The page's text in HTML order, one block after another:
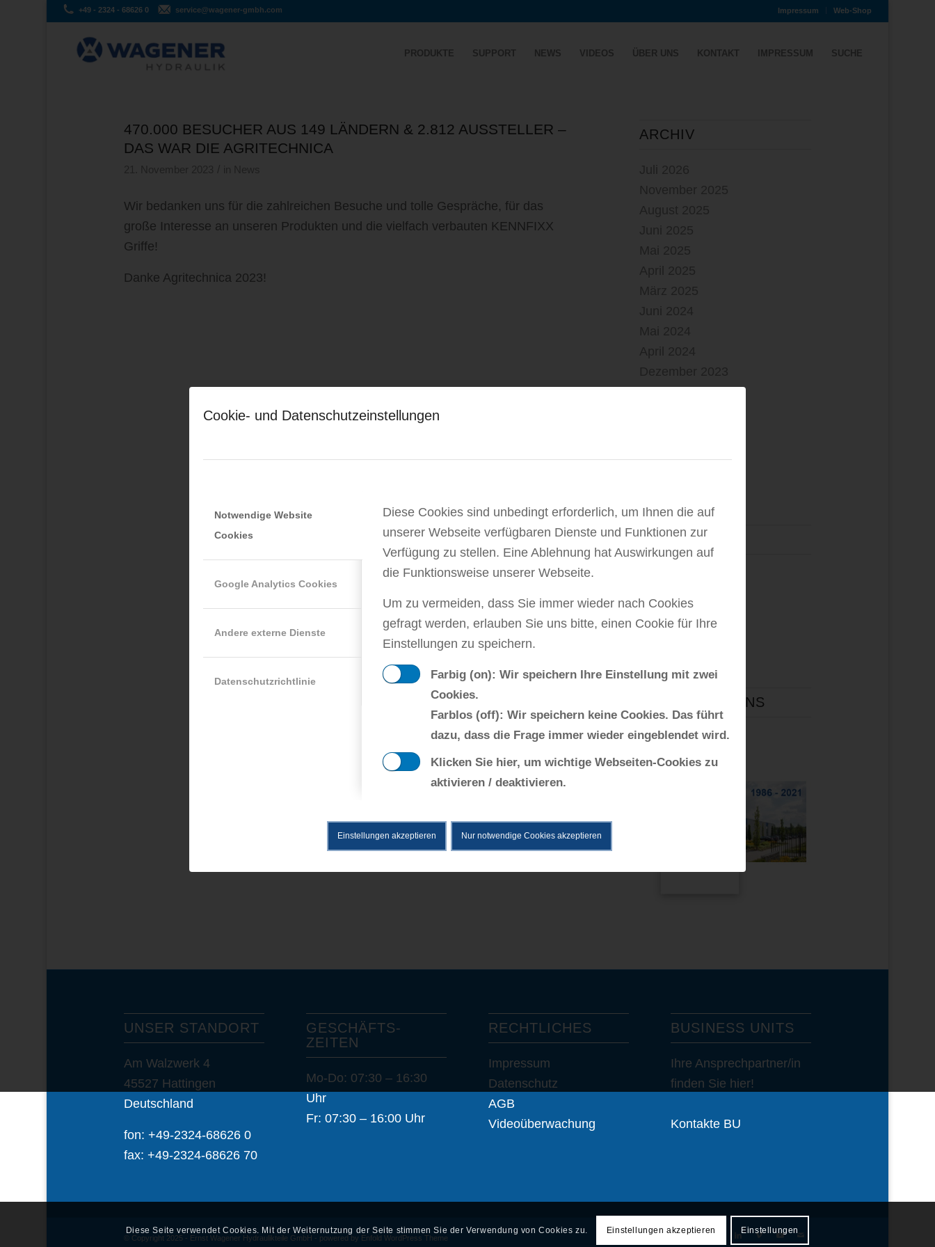
Cookie- und Datenschutzeinstellungen
Notwendige Website
Cookies
Google Analytics Cookies
Andere externe Dienste
Datenschutzrichtlinie
Diese Cookies sind unbedingt erforderlich, um Ihnen die auf
unserer Webseite verfügbaren Dienste und Funktionen zur
Verfügung zu stellen. Eine Ablehnung hat Auswirkungen auf
die Funktionsweise unserer Webseite.
Um zu vermeiden, dass Sie immer wieder nach Cookies
gefragt werden, erlauben Sie uns bitte, einen Cookie für Ihre
Einstellungen zu speichern.
Farbig (on): Wir speichern Ihre Einstellung mit zwei
Cookies.
Farblos (off): Wir speichern keine Cookies. Das führt
dazu, dass die Frage immer wieder eingeblendet wird.
Klicken Sie hier, um wichtige Webseiten-Cookies zu
aktivieren / deaktivieren.
Einstellungen akzeptieren Nur notwendige Cookies akzeptieren
Impressum Web-Shop
+49 - 2324 - 68626 0 service@wagener-gmbh.com
PRODUKTE SUPPORT NEWS VIDEOS ÜBER UNS KONTAKT IMPRESSUM SUCHE
470.000 BESUCHER AUS 149 LÄNDERN & 2.812 AUSSTELLER –
DAS WAR DIE AGRITECHNICA
Wir bedanken uns für die zahlreichen Besuche und tolle Gespräche, für das
große Interesse an unseren Produkten und die vielfach verbauten KENNFIXX
Griffe!
Danke Agritechnica 2023!
ARCHIV
KATEGORIEN
Messen
News
FOLGEN SIE UNS
UNSER STANDORT
Am Walzwerk 4
45527 Hattingen
Deutschland
fon: +49-2324-68626 0
fax: +49-2324-68626 70
GESCHÄFTS­
ZEITEN
Mo-Do: 07:30 – 16:30
Uhr
Fr: 07:30 – 16:00 Uhr
RECHTLICHES
Impressum
Datenschutz
AGB
Videoüberwachung
BUSINESS UNITS
Ihre Ansprechpartner/in
finden Sie hier!
Kontakte BU
© Copyright 2025 - Ernst Wagener Hydraulikteile GmbH - powered by Enfold WordPress Theme
Diese Seite verwendet Cookies. Mit der Weiternutzung der Seite stimmen Sie der Verwendung von Cookies zu. Einstellungen akzeptieren Einstellungen